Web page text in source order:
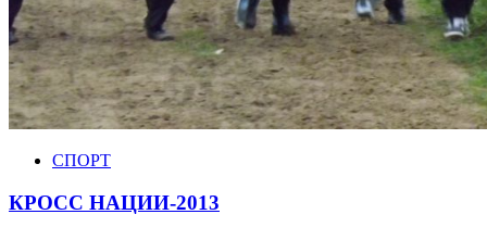
СПОРТ
КРОСС НАЦИИ-2013